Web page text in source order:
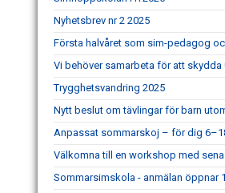
Nyhetsbrev nr 2 2025
Första halvåret som sim-pedagog
Vi behöver samarbeta för att
Trygghetsvandring 2025
Nytt beslut om tävlingar för barn
Anpassat sommarskoj – för dig
Välkomna till en workshop med
Sommarsimskola - anmälan öppnar